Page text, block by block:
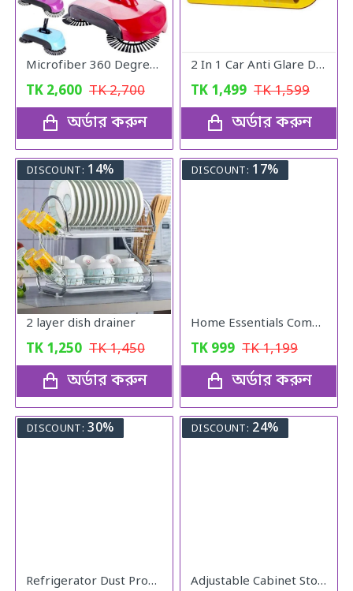
Microfiber 360 Degree Regular Rotary/Spin Mop Floor Cleaning Mop
TK 2,600 TK2,700
অর্ডার করুন
2 In 1 Car Anti Glare Day And Night Sun visor Mirrors
TK 1,499 TK1,599
অর্ডার করুন
DISCOUNT: 14%
2 layer dish drainer
TK 1,250 TK1,450
অর্ডার করুন
DISCOUNT: 17%
Home Essentials Combo Pack
TK 999 TK1,199
অর্ডার করুন
DISCOUNT: 30%
Refrigerator Dust Proof Cover
DISCOUNT: 24%
Adjustable Cabinet Storage Divider (6pcs)